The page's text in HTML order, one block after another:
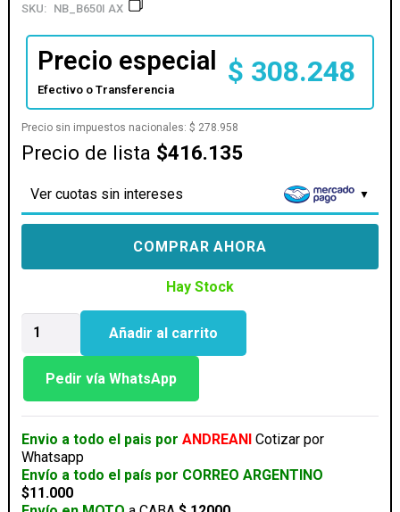
SKU: NB_B650I AX
Precio especial
Efectivo o Transferencia
$ 308.248
Precio sin impuestos nacionales:$ 278.958
Precio de lista $416.135
Ver cuotas sin intereses
COMPRAR AHORA
Hay Stock
GIGABYTE
(AM5)
B650I
Añadir al carrito
Pedir vía WhatsApp
Envio a todo el pais por ANDREANI Cotizar por
Whatsapp
Envío a todo el país por CORREO ARGENTINO
$11.000